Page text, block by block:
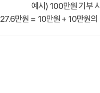
예시) 100만원 기부
27.6만원 = 10만원 + 10만원